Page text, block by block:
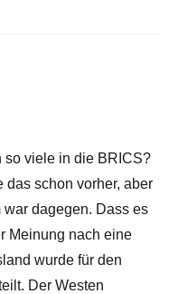
so viele in die BRICS?
das schon vorher, aber
dagegen. Dass es
Meinung nach eine
wurde für den
Der Westen